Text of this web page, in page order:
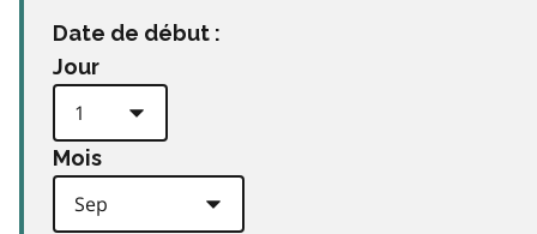
Date de début :
Jour
Mois